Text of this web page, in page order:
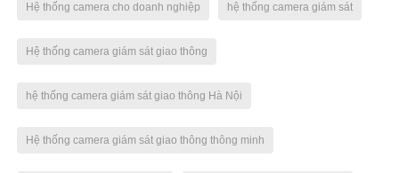
Hệ thống camera cho doanh nghiệp hệ thống camera giám sát
Hệ thống camera giám sát giao thông
hệ thống camera giám sát giao thông Hà Nội
Hệ thống camera giám sát giao thông thông minh